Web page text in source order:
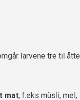
larvene tre til åtte
mat, f.eks müsli, mel,